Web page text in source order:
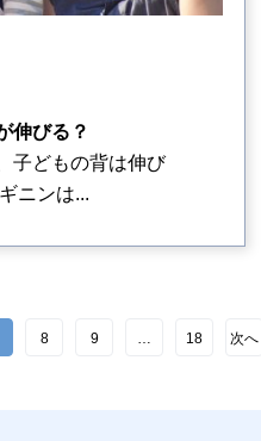
伸びる？
子どもの背は伸び
ニンは...
8 9 … 18 次へ